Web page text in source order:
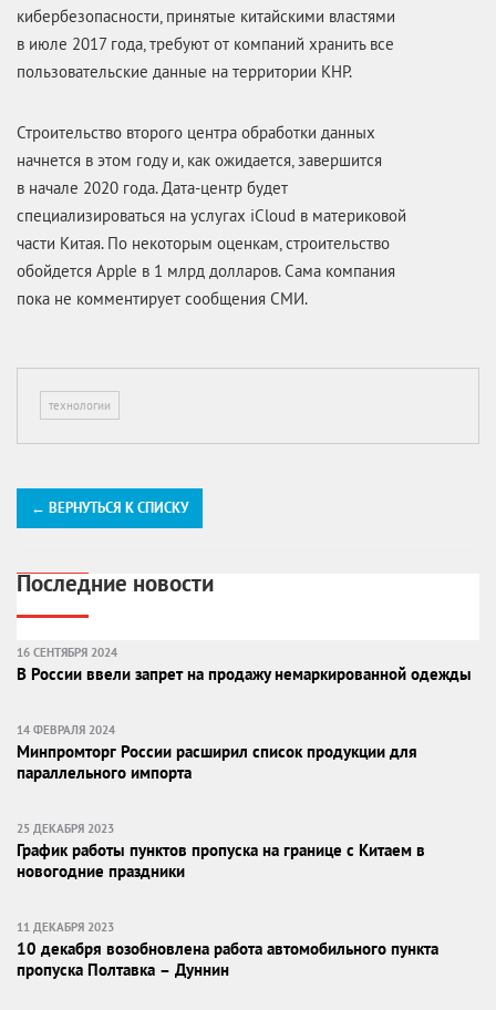
кибербезопасности, принятые китайскими властями
в июле 2017 года, требуют от компаний хранить все
пользовательские данные на территории КНР.
Строительство второго центра обработки данных
начнется в этом году и, как ожидается, завершится
в начале 2020 года. Дата-центр будет
специализироваться на услугах iCloud в материковой
части Китая. По некоторым оценкам, строительство
обойдется Apple в 1 млрд долларов. Сама компания
пока не комментирует сообщения СМИ.
технологии
← ВЕРНУТЬСЯ К СПИСКУ
Последние новости
16 СЕНТЯБРЯ 2024
В России ввели запрет на продажу немаркированной одежды
14 ФЕВРАЛЯ 2024
Минпромторг России расширил список продукции для
параллельного импорта
25 ДЕКАБРЯ 2023
График работы пунктов пропуска на границе с Китаем в
новогодние праздники
11 ДЕКАБРЯ 2023
10 декабря возобновлена работа автомобильного пункта
пропуска Полтавка – Дуннин